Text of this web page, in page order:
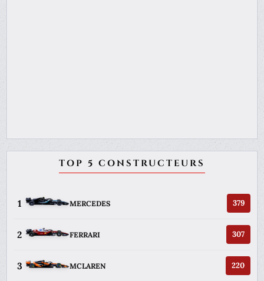
TOP 5 CONSTRUCTEURS
1 MERCEDES 379
2 FERRARI 307
3 MCLAREN 220